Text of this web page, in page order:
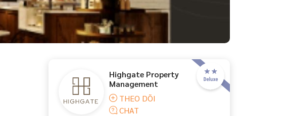
Highgate Property
Management
THEO DÕI
CHAT